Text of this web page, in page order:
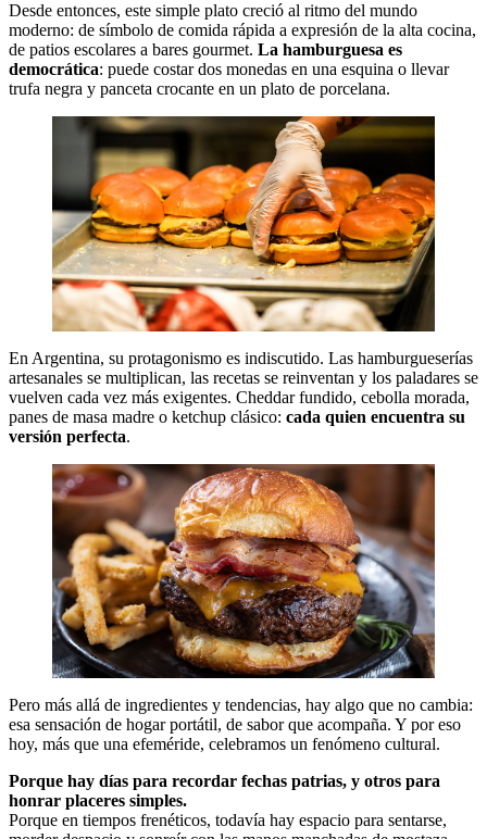
Desde entonces, este simple plato creció al ritmo del mundo
moderno: de símbolo de comida rápida a expresión de la alta cocina,
de patios escolares a bares gourmet. La hamburguesa es
democrática: puede costar dos monedas en una esquina o llevar
trufa negra y panceta crocante en un plato de porcelana.
En Argentina, su protagonismo es indiscutido. Las hamburgueserías
artesanales se multiplican, las recetas se reinventan y los paladares se
vuelven cada vez más exigentes. Cheddar fundido, cebolla morada,
panes de masa madre o ketchup clásico: cada quien encuentra su
versión perfecta.
Pero más allá de ingredientes y tendencias, hay algo que no cambia:
esa sensación de hogar portátil, de sabor que acompaña. Y por eso
hoy, más que una efeméride, celebramos un fenómeno cultural.
Porque hay días para recordar fechas patrias, y otros para
honrar placeres simples.
Porque en tiempos frenéticos, todavía hay espacio para sentarse,